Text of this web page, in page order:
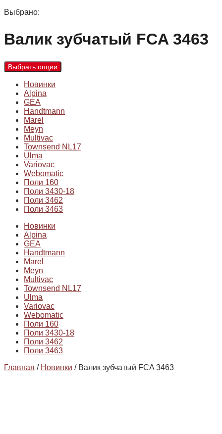
Выбрано:
Валик зубчатый FCA 3463
Выбрать опции
Новинки
Alpina
GEA
Handtmann
Marel
Meyn
Multivac
Townsend NL17
Ulma
Variovac
Webomatic
Поли 160
Поли 3430-18
Поли 3462
Поли 3463
Новинки
Alpina
GEA
Handtmann
Marel
Meyn
Multivac
Townsend NL17
Ulma
Variovac
Webomatic
Поли 160
Поли 3430-18
Поли 3462
Поли 3463
Главная / Новинки / Валик зубчатый FCA 3463